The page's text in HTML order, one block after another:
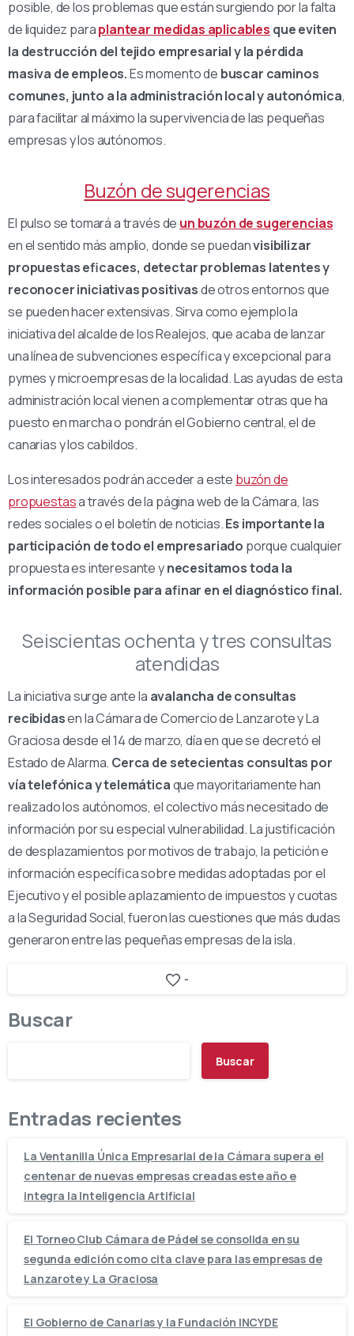
posible, de los problemas que están surgiendo por la falta
de liquidez paraplantear medidas aplicables que eviten
la destrucción del tejido empresarial y la pérdida
masiva de empleos.Es momento de buscar caminos
comunes, junto a la administración local y autonómica,
para facilitar al máximo la supervivencia de las pequeñas
empresas y los autónomos.
Buzón de sugerencias
El pulso se tomará a través de un buzón de sugerencias
en el sentido más amplio, donde se puedanvisibilizar
propuestas eficaces, detectar problemas latentes y
reconocer iniciativas positivasde otros entornos que
se pueden hacer extensivas. Sirva como ejemplo la
iniciativa del alcalde de los Realejos, que acaba de lanzar
una línea de subvenciones específica y excepcional para
pymes y microempresas de la localidad. Las ayudas de esta
administración local vienen a complementar otras que ha
puesto en marcha o pondrán el Gobierno central, el de
canarias y los cabildos.
Los interesados podrán acceder a este buzón de
propuestasa través de la página web de la Cámara, las
redes sociales o el boletín de noticias.Es importante la
participación de todo el empresariado porque cualquier
propuesta es interesante ynecesitamos toda la
información posible para afinar en el diagnóstico final.
Seiscientas ochenta y tres consultas
atendidas
La iniciativa surge ante la avalancha de consultas
recibidasen la Cámara de Comercio de Lanzarote y La
Graciosa desde el 14 de marzo, día en que se decretó el
Estado de Alarma. Cerca de setecientas consultas por
vía telefónica y telemáticaque mayoritariamente han
realizado los autónomos, el colectivo más necesitado de
información por su especial vulnerabilidad. La justificación
de desplazamientos por motivos de trabajo, la petición e
información específica sobre medidas adoptadas por el
Ejecutivo y el posible aplazamiento de impuestos y cuotas
a la Seguridad Social, fueron las cuestiones que más dudas
generaron entre las pequeñas empresas de la isla.
-
Buscar
Buscar
Entradas recientes
La Ventanilla Única Empresarial de la Cámara supera el
centenar de nuevas empresas creadas este año e
integra la Inteligencia Artificial
El Torneo Club Cámara de Pádel se consolida en su
segunda edición como cita clave para las empresas de
Lanzarote y La Graciosa
El Gobierno de Canarias y la Fundación INCYDE